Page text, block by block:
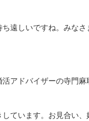
遠しいですね。みなさ
アドバイザーの寺門麻
ています。お見合い